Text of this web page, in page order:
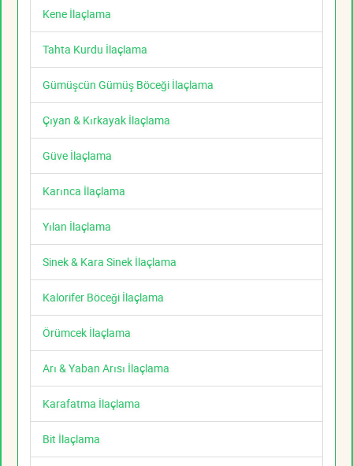
Kene İlaçlama
Tahta Kurdu İlaçlama
Gümüşcün Gümüş Böceği İlaçlama
Çıyan & Kırkayak İlaçlama
Güve İlaçlama
Karınca İlaçlama
Yılan İlaçlama
Sinek & Kara Sinek İlaçlama
Kalorifer Böceği İlaçlama
Örümcek İlaçlama
Arı & Yaban Arısı İlaçlama
Karafatma İlaçlama
Bit İlaçlama